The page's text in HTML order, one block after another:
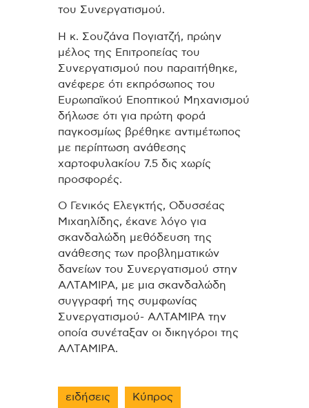
του Συνεργατισμού.
Η κ. Σουζάνα Πογιατζή, πρώην
μέλος της Επιτροπείας του
Συνεργατισμού που παραιτήθηκε,
ανέφερε ότι εκπρόσωπος του
Ευρωπαϊκού Εποπτικού Μηχανισμού
δήλωσε ότι για πρώτη φορά
παγκοσμίως βρέθηκε αντιμέτωπος
με περίπτωση ανάθεσης
χαρτοφυλακίου 7.5 δις χωρίς
προσφορές.
Ο Γενικός Ελεγκτής, Οδυσσέας
Μιχαηλίδης, έκανε λόγο για
σκανδαλώδη μεθόδευση της
ανάθεσης των προβληματικών
δανείων του Συνεργατισμού στην
ΑΛΤΑΜΙΡΑ, με μια σκανδαλώδη
συγγραφή της συμφωνίας
Συνεργατισμού- ΑΛΤΑΜΙΡΑ την
οποία συνέταξαν οι δικηγόροι της
ΑΛΤΑΜΙΡΑ.
ειδήσεις Κύπρος